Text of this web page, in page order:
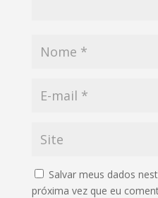
Salvar meus dados
próxima vez que eu